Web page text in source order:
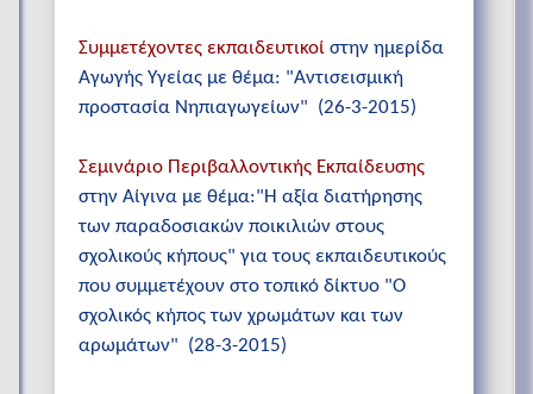
Συμμετέχοντες εκπαιδευτικοί στην ημερίδα
Αγωγής Υγείας με θέμα: "Αντισεισμική
προστασία Νηπιαγωγείων" (26-3-2015)
Σεμινάριο Περιβαλλοντικής Εκπαίδευσης
στην Αίγινα με θέμα:"Η αξία διατήρησης
των παραδοσιακών ποικιλιών στους
σχολικούς κήπους" για τους εκπαιδευτικούς
που συμμετέχουν στο τοπικό δίκτυο "Ο
σχολικός κήπος των χρωμάτων και των
αρωμάτων" (28-3-2015)